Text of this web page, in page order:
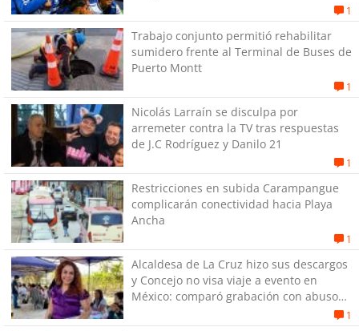
1
Trabajo conjunto permitió rehabilitar
sumidero frente al Terminal de Buses de
Puerto Montt
1
Nicolás Larraín se disculpa por
arremeter contra la TV tras respuestas
de J.C Rodríguez y Danilo 21
1
Restricciones en subida Carampangue
complicarán conectividad hacia Playa
Ancha
1
Alcaldesa de La Cruz hizo sus descargos
y Concejo no visa viaje a evento en
México: comparó grabación con abuso
1